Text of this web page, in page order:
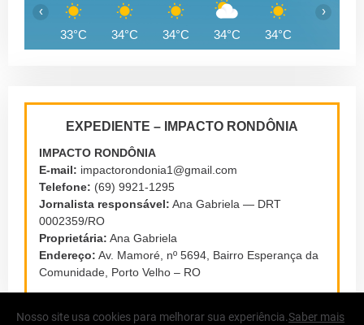
33°C 34°C 34°C 34°C 34°C
‹ ›
EXPEDIENTE – IMPACTO RONDÔNIA
IMPACTO RONDÔNIA
E-mail: impactorondonia1@gmail.com
Telefone: (69) 9921-1295
Jornalista responsável: Ana Gabriela — DRT
0002359/RO
Proprietária: Ana Gabriela
Endereço: Av. Mamoré, nº 5694, Bairro Esperança da
Comunidade, Porto Velho – RO
Nosso site usa cookies para melhorar sua experiência.Saber mais